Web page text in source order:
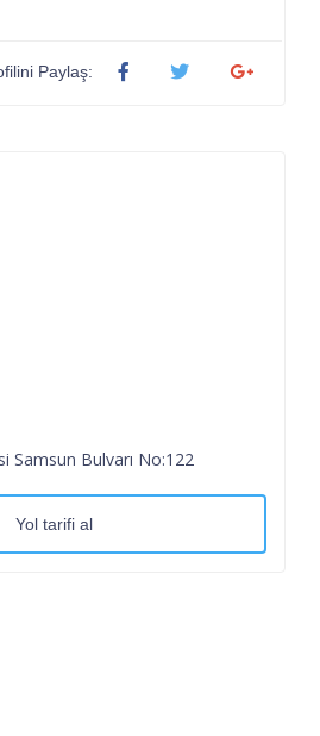
Paylaş:
Samsun Bulvarı No:122
Yol tarifi al